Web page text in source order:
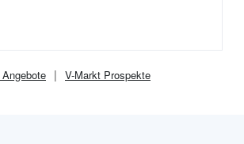
Angebote V-Markt Prospekte